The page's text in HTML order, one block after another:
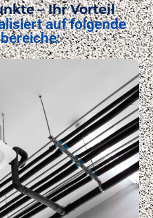
– Ihr Vorteil
auf folgende